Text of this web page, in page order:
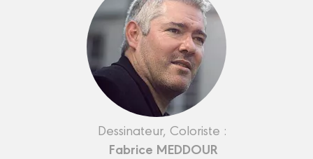
Dessinateur, Coloriste :
Fabrice MEDDOUR